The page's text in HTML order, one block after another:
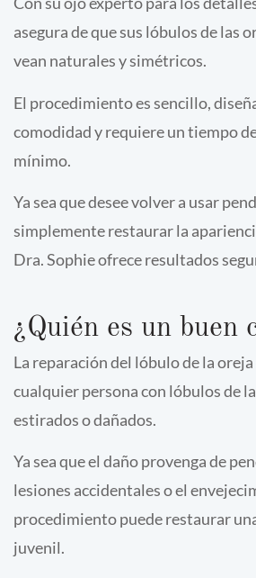
asegura de que sus lóbulos de las
vean naturales y simétricos.
El procedimiento es sencillo,
comodidad y requiere un tiempo
mínimo.
Ya sea que desee volver a usar
simplemente restaurar la
Dra. Sophie ofrece resultados
¿Quién es un buen
La reparación del lóbulo de la oreja
cualquier persona con lóbulos de
estirados o dañados.
Ya sea que el daño provenga de
lesiones accidentales o el
procedimiento puede restaurar
juvenil.